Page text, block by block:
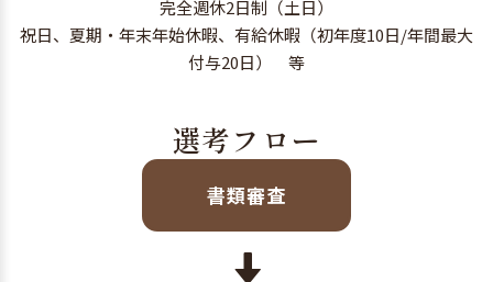
完全週休2日制（土日）
祝日、夏期・年末年始休暇、有給休暇（初年度10日/年間最大
付与20日） 等
選考フロー
書類審査